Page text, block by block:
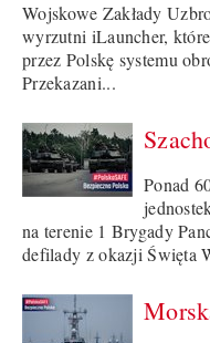
Wojskowe Zakłady
wyrzutni iLauncher,
przez Polskę systemu
Przekazani...
Ponad
na terenie 1 Brygady
defilady z okazji Święta